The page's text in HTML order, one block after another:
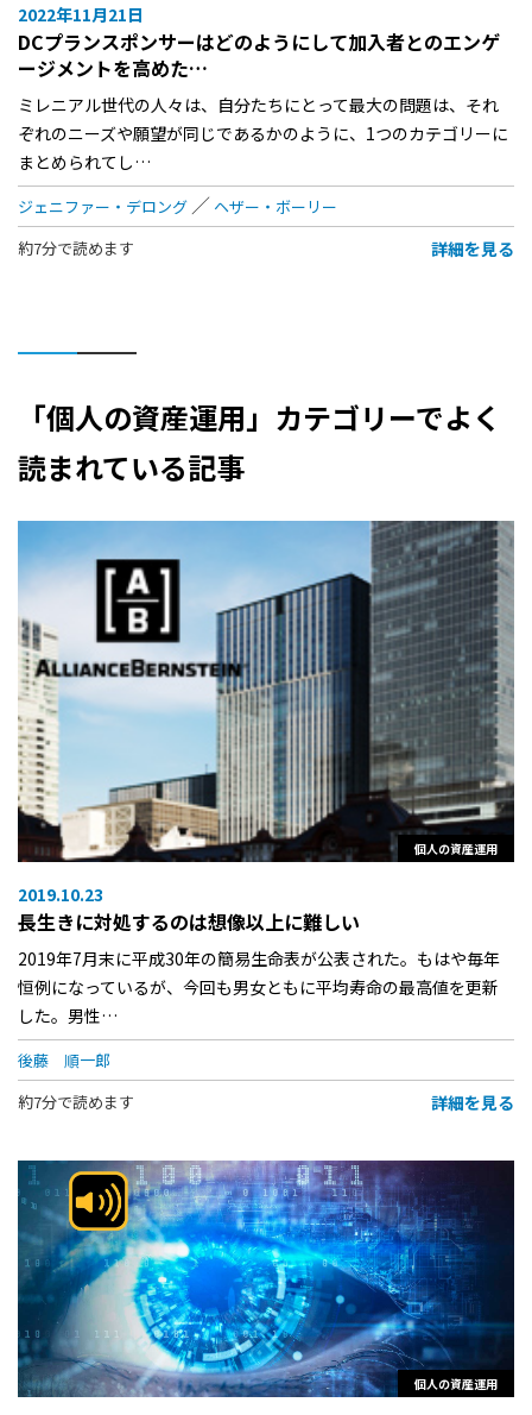
2022年11月21日
DCプランスポンサーはどのようにして加入者とのエンゲ
ージメントを高めた…
ミレニアル世代の人々は、自分たちにとって最大の問題は、それ
ぞれのニーズや願望が同じであるかのように、1つのカテゴリーに
まとめられてし…
ジェニファー・デロング
ヘザー・ボーリー
約7分で読めます
詳細を見る
「個人の資産運用」カテゴリーでよく
読まれている記事
個人の資産運用
2019.10.23
長生きに対処するのは想像以上に難しい
2019年7月末に平成30年の簡易生命表が公表された。もはや毎年
恒例になっているが、今回も男女ともに平均寿命の最高値を更新
した。男性…
後藤 順一郎
約7分で読めます
詳細を見る
個人の資産運用